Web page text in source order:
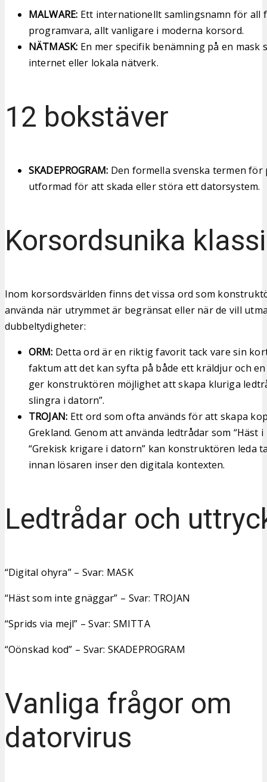
MALWARE: Ett internationellt samlingsnamn för all
programvara, allt vanligare i moderna korsord.
NÄTMASK: En mer specifik benämning på en mask
internet eller lokala nätverk.
12 bokstäver
SKADEPROGRAM: Den formella svenska termen
utformad för att skada eller störa ett datorsystem.
Korsordsunika
Inom korsordsvärlden finns det vissa ord som
använda när utrymmet är begränsat eller när de vill
dubbeltydigheter:
ORM: Detta ord är en riktig favorit tack vare sin
faktum att det kan syfta på både ett kräldjur och
ger konstruktören möjlighet att skapa kluriga
slingra i datorn”.
TROJAN: Ett ord som ofta används för att skapa
Grekland. Genom att använda ledtrådar som “Häst
“Grekisk krigare i datorn” kan konstruktören leda
innan lösaren inser den digitala kontexten.
Ledtrådar och
“Digital ohyra” – Svar: MASK
“Häst som inte gnäggar” – Svar: TROJAN
“Sprids via mejl” – Svar: SMITTA
“Oönskad kod” – Svar: SKADEPROGRAM
Vanliga frågor om
datorvirus